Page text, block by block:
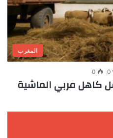
المغرب
0
0
كاهل مربي الماشية